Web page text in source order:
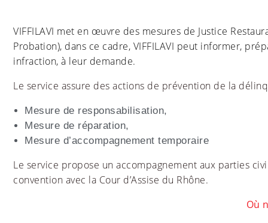
VIFFILAVI met en œuvre des mesures de Justice
Probation), dans ce cadre, VIFFILAVI peut informer,
infraction, à leur demande.
Le service assure des actions de prévention de la
Mesure de responsabilisation,
Mesure de réparation,
Mesure d’accompagnement temporaire
Le service propose un accompagnement aux parties
convention avec la Cour d’Assise du Rhône.
Où